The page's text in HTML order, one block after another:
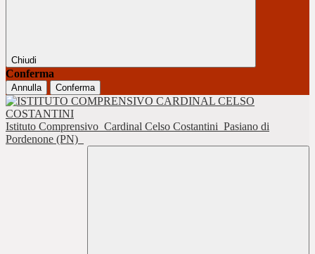
Chiudi
Conferma
Annulla Conferma
Istituto Comprensivo Cardinal Celso Costantini Pasiano di
Pordenone (PN)